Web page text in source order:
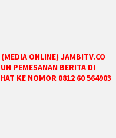
ONLINE) JAMBITV.CO
PEMESANAN BERITA DI
KE NOMOR 0812 60 564903